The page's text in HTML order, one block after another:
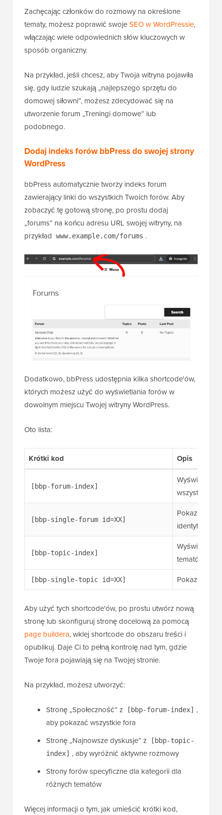
Zachęcając członków do rozmowy na określone
tematy, możesz poprawić swojeSEO w WordPressie,
włączając wiele odpowiednich słów kluczowych w
sposób organiczny.
Na przykład, jeśli chcesz, aby Twoja witryna pojawiła
się, gdy ludzie szukają „najlepszego sprzętu do
domowej siłowni”, możesz zdecydować się na
utworzenie forum „Treningi domowe” lub
podobnego.
Dodaj indeks forów bbPress do swojej strony
WordPress
bbPress automatycznie tworzy indeks forum
zawierający linki do wszystkich Twoich forów. Aby
zobaczyć tę gotową stronę, po prostu dodaj
„forums” na końcu adresu URL swojej witryny, na
przykład www.example.com/forums .
Dodatkowo, bbPress udostępnia kilka shortcode'ów,
których możesz użyć do wyświetlania forów w
dowolnym miejscu Twojej witryny WordPress.
Oto lista:
Krótki kod Opis
[bbp-forum-index]
Wyświetla
wszystkich
[bbp-single-forum id=XX]
Pokazuje
[bbp-topic-index]
Wyświetla
tematów
[bbp-single-topic id=XX] Pokazuje
Aby użyć tych shortcode'ów, po prostu utwórz nową
stronę lub skonfiguruj stronę docelową za pomocą
page buildera, wklej shortcode do obszaru treści i
opublikuj. Daje Ci to pełną kontrolę nad tym, gdzie
Twoje fora pojawiają się na Twojej stronie.
Na przykład, możesz utworzyć:
Stronę „Społeczność” z [bbp-forum-index] ,
aby pokazać wszystkie fora
Stronę „Najnowsze dyskusje” z
[bbp-topic-
index] , aby wyróżnić aktywne rozmowy
Strony forów specyficzne dla kategorii dla
różnych tematów
Więcej informacji o tym, jak umieścić krótki kod,